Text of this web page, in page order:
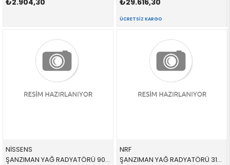
₺2.904,30 ₺29.616,30
ÜCRETSIZ KARGO
NİSSENS
ŞANZIMAN YAĞ RADYATÖRÜ 90623 17217519213 17217519213 E60,E61,E62,E63,E64 2.0İ,2.3İ,2.5İ,3.0İ,4.5İ 2004-2011
NRF
ŞANZIMAN YAĞ RADYATÖRÜ 31285 17217553389 17217553389 E70,E71,E72 3.0D,3.0SD,3.0Sİ,4.8İ 2008-2016